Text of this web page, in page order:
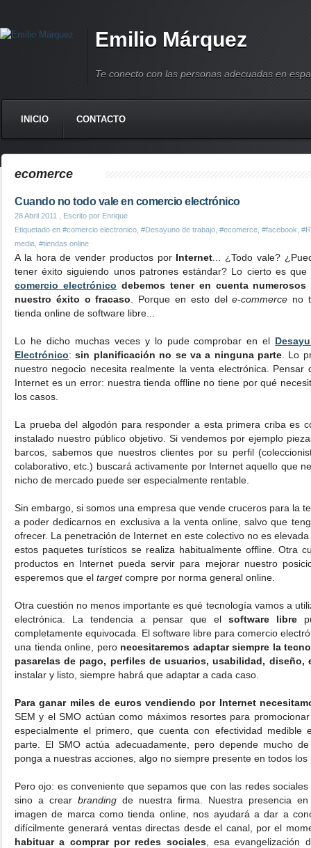
Emilio Márquez
Te conecto con las personas adecuadas en
INICIO CONTACTO
ecomerce
Cuando no todo vale en comercio electrónico
28 Abril 2011
, Escrito por Enrique
Etiquetado en #comercio electronico #Desayuno de trabajo #ecomerce #facebook
media #tiendas online
A la hora de vender productos por Internet ... ¿Todo vale?
tener éxito siguiendo unos patrones estándar? Lo cierto es
comercio electrónico debemos tener en cuenta
nuestro éxito o fracaso . Porque en esto dele-commerce no
tienda online de software libre...
Lo he dicho muchas veces y lo pude comprobar en el
Electrónico:sin planificación no se va a ninguna parte . Lo
nuestro negocio necesita realmente la venta electrónica.
Internet es un error: nuestra tienda offline no tiene por qué
los casos.
La prueba del algodón para responder a esta primera criba es
instalado nuestro público objetivo. Si vendemos por ejemplo
barcos, sabemos que nuestros clientes por su perfil
colaborativo, etc.) buscará activamente por Internet aquello que
nicho de mercado puede ser especialmente rentable.
Sin embargo, si somos una empresa que vende cruceros para la
a poder dedicarnos en exclusiva a la venta online, salvo que
ofrecer. La penetración de Internet en este colectivo no es
estos paquetes turísticos se realiza habitualmente offline. Otra
productos en Internet pueda servir para mejorar nuestro
esperemos que el targetcompre por norma general online.
Otra cuestión no menos importante es qué tecnología vamos a
electrónica. La tendencia a pensar que el software libre
completamente equivocada. El software libre para comercio
una tienda online, pero necesitaremos adaptar siempre la
pasarelas de pago, perfiles de usuarios, usabilidad, diseño,
instalar y listo, siempre habrá que adaptar a cada caso.
Para ganar miles de euros vendiendo por Internet
SEM y el SMO actúan como máximos resortes para
especialmente el primero, que cuenta con efectividad medible
parte. El SMO actúa adecuadamente, pero depende mucho
ponga a nuestras acciones, algo no siempre presente en todos los
Pero ojo: es conveniente que sepamos que con las redes
sino a crear branding de nuestra firma. Nuestra presencia
imagen de marca como tienda online, nos ayudará a dar a
difícilmente generará ventas directas desde el canal, por el
habituar a comprar por redes sociales, esa evangelización